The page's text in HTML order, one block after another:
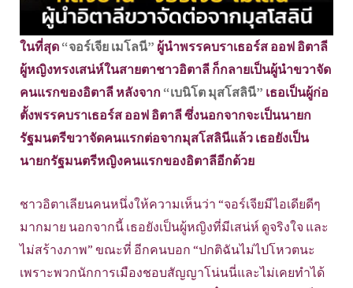
ในที่สุด “จอร์เจีย เมโลนี” ผู้นำพรรคบราเธอร์ส ออฟ อิตาลี
ผู้หญิงทรงเสน่ห์ในสายตาชาวอิตาลี ก็กลายเป็นผู้นำขวาจัด
คนแรกของอิตาลี หลังจาก “เบนิโต มุสโสลินี” เธอเป็นผู้ก่อ
ตั้งพรรคบราเธอร์ส ออฟ อิตาลี ซึ่งนอกจากจะเป็นนายก
รัฐมนตรีขวาจัดคนแรกต่อจากมุสโสลินีแล้ว เธอยังเป็น
นายกรัฐมนตรีหญิงคนแรกของอิตาลีอีกด้วย
ชาวอิตาเลียนคนหนึ่งให้ความเห็นว่า “จอร์เจียมีไอเดียดีๆ
มากมาย นอกจากนี้ เธอยังเป็นผู้หญิงที่มีเสน่ห์ ดูจริงใจ และ
ไม่สร้างภาพ” ขณะที่ อีกคนบอก “ปกติฉันไม่ไปโหวตนะ
เพราะพวกนักการเมืองชอบสัญญาโน่นนี่และไม่เคยทำได้